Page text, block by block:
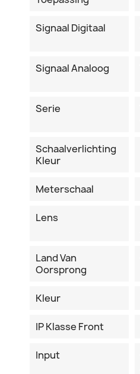
Signaal Digitaal
Signaal Analoog
Serie
Schaalverlichting
Kleur
Meterschaal
Lens
Land Van
Oorsprong
Kleur
IP Klasse Front
Input